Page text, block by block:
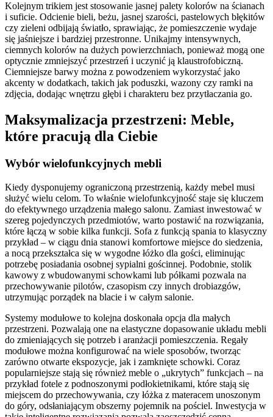
Kolejnym trikiem jest stosowanie jasnej palety kolorów na ścianach
i suficie. Odcienie bieli, beżu, jasnej szarości, pastelowych błękitów
czy zieleni odbijają światło, sprawiając, że pomieszczenie wydaje
się jaśniejsze i bardziej przestronne. Unikajmy intensywnych,
ciemnych kolorów na dużych powierzchniach, ponieważ mogą one
optycznie zmniejszyć przestrzeń i uczynić ją klaustrofobiczną.
Ciemniejsze barwy można z powodzeniem wykorzystać jako
akcenty w dodatkach, takich jak poduszki, wazony czy ramki na
zdjęcia, dodając wnętrzu głębi i charakteru bez przytłaczania go.
Maksymalizacja przestrzeni: Meble,
które pracują dla Ciebie
Wybór wielofunkcyjnych mebli
Kiedy dysponujemy ograniczoną przestrzenią, każdy mebel musi
służyć wielu celom. To właśnie wielofunkcyjność staje się kluczem
do efektywnego urządzenia małego salonu. Zamiast inwestować w
szereg pojedynczych przedmiotów, warto postawić na rozwiązania,
które łączą w sobie kilka funkcji. Sofa z funkcją spania to klasyczny
przykład – w ciągu dnia stanowi komfortowe miejsce do siedzenia,
a nocą przekształca się w wygodne łóżko dla gości, eliminując
potrzebę posiadania osobnej sypialni gościnnej. Podobnie, stolik
kawowy z wbudowanymi schowkami lub półkami pozwala na
przechowywanie pilotów, czasopism czy innych drobiazgów,
utrzymując porządek na blacie i w całym salonie.
Systemy modułowe to kolejna doskonała opcja dla małych
przestrzeni. Pozwalają one na elastyczne dopasowanie układu mebli
do zmieniających się potrzeb i aranżacji pomieszczenia. Regały
modułowe można konfigurować na wiele sposobów, tworząc
zarówno otwarte ekspozycje, jak i zamknięte schowki. Coraz
popularniejsze stają się również meble o „ukrytych” funkcjach – na
przykład fotele z podnoszonymi podłokietnikami, które stają się
miejscem do przechowywania, czy łóżka z materacem unoszonym
do góry, odsłaniającym obszerny pojemnik na pościel. Inwestycja w